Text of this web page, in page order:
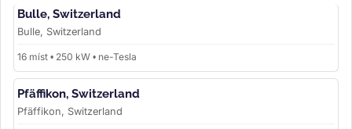
Bulle, Switzerland
Bulle, Switzerland
16 míst • 250 kW • ne-Tesla
Pfäffikon, Switzerland
Pfäffikon, Switzerland